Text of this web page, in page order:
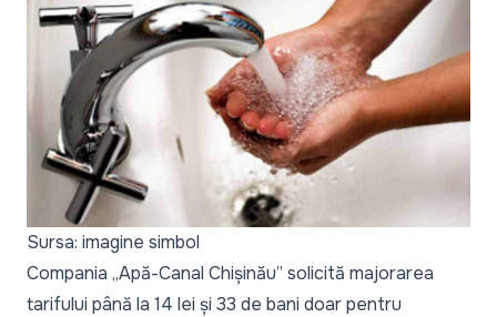
Sursa: imagine simbol
Compania „Apă-Canal Chișinău” solicită majorarea
tarifului până la 14 lei și 33 de bani doar pentru